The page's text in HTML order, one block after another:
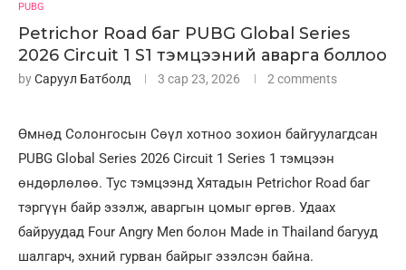
PUBG
Petrichor Road баг PUBG Global Series
2026 Circuit 1 S1 тэмцээний аварга боллоо
byСаруул Батболд 3 сар 23, 2026 2 comments
Өмнөд Солонгосын Сөүл хотноо зохион байгуулагдсан
PUBG Global Series 2026 Circuit 1 Series 1 тэмцээн
өндөрлөлөө. Тус тэмцээнд Хятадын Petrichor Road баг
тэргүүн байр эзэлж, аваргын цомыг өргөв. Удаах
байруудад Four Angry Men болон Made in Thailand багууд
шалгарч, эхний гурван байрыг эзэлсэн байна.